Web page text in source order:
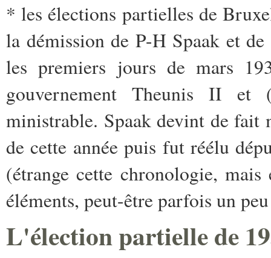
* les élections partielles de
la démission de P-H Spaak et
les premiers jours de mars
gouvernement Theunis II et
ministrable. Spaak devint de
de cette année puis fut réélu
(étrange cette chronologie,
éléments, peut-être parfois un
L'élection partielle de